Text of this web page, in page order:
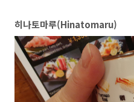
히나토마루(Hinatomaru)